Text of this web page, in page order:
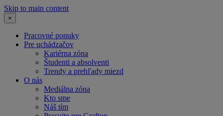
Skip to main content
×
Pracovné ponuky
Pre uchádzačov
Kariérna zóna
Študenti a absolventi
Trendy a prehľady miezd
O nás
Mediálna zóna
Kto sme
Náš tím